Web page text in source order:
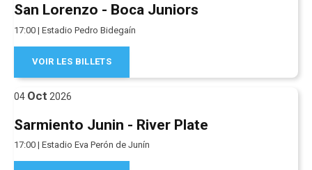
San Lorenzo - Boca Juniors
17:00 | Estadio Pedro Bidegaín
VOIR LES BILLETS
04 Oct 2026
Sarmiento Junin - River Plate
17:00 | Estadio Eva Perón de Junín